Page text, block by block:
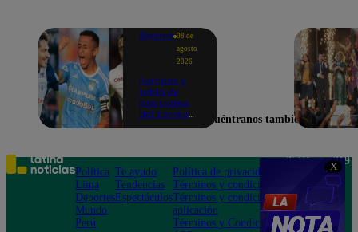
X
Deportes 08 de
agosto
2026
Partidos y
tabla de
posiciones
del Torneo
en la fecha 4
Encuéntranos también en
Política
Lima
Deportes
Mundo
Perú
Te ayudo
Tendencias
Espectáculos
Política de privacidad
Términos y condiciones
Términos y condiciones
aplicación
Términos y Condiciones
Teléfono: 219
Av. San
Felipe 968
Jesús María